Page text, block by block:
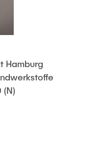
Hamburg
(N)